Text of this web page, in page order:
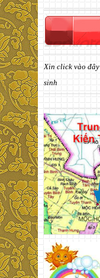
Xin click vào
sinh